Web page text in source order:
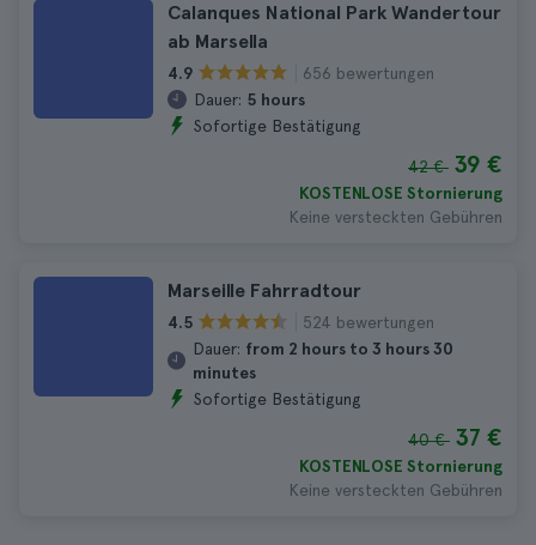
Calanques National Park Wandertour
ab Marsella
4.9
656 bewertungen
Dauer: 5 hours
Sofortige Bestätigung
42 € 39 €
KOSTENLOSE Stornierung
Keine versteckten Gebühren
Marseille Fahrradtour
4.5
524 bewertungen
Dauer: from 2 hours to 3 hours 30
minutes
Sofortige Bestätigung
40 € 37 €
KOSTENLOSE Stornierung
Keine versteckten Gebühren